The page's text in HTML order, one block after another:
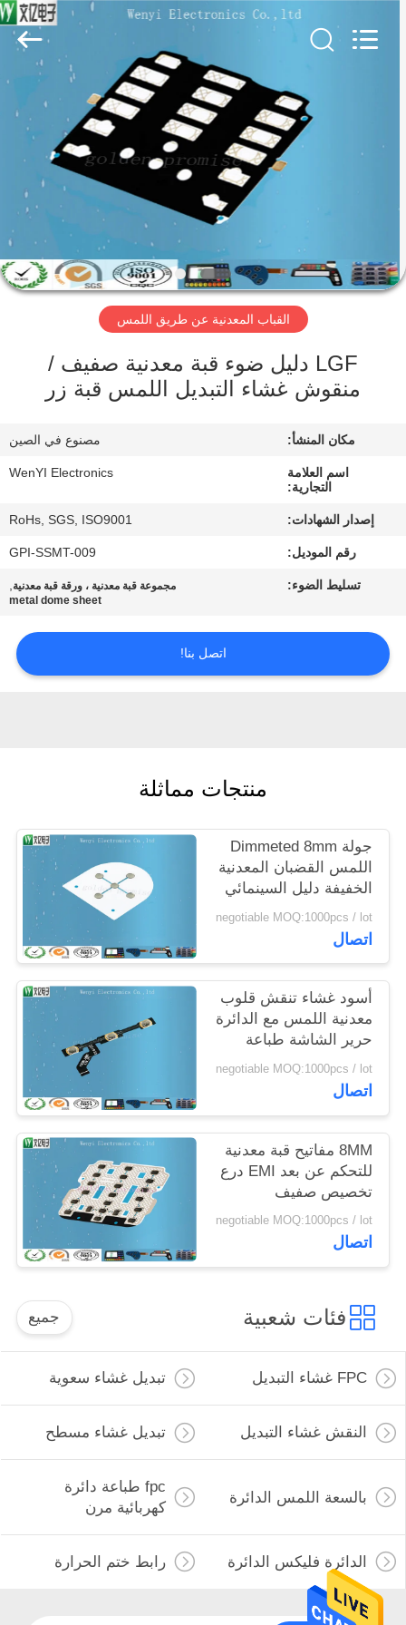
عنا
المعمل
مراقبة
الجودة
اطلب
اقتباس
POLICY
Technology
القباب المعدنية عن طريق اللمس
LGF دليل ضوء قبة معدنية صفيف /
منقوش غشاء التبديل اللمس قبة زر
مكان المنشأ: مصنوع في الصين
اسم العلامة
التجارية:
WenYI Electronics
إصدار الشهادات: RoHs, SGS, ISO9001
رقم الموديل: GPI-SSMT-009
تسليط الضوء: مجموعة قبة معدنية ، ورقة قبة معدنية,
metal dome sheet
اتصل بنا!
منتجات مماثلة
جولة Dimmeted 8mm
اللمس القضبان المعدنية
الخفيفة دليل السينمائي
مستقرة في قوة اتصال
negotiable MOQ:1000pcs / lot
اتصال
أسود غشاء تنقش قلوب
معدنية اللمس مع الدائرة
حرير الشاشة طباعة
negotiable MOQ:1000pcs / lot
اتصال
8MM مفاتيح قبة معدنية
للتحكم عن بعد EMI درع
تخصيص صفيف
negotiable MOQ:1000pcs / lot
اتصال
فئات شعبية جميع
FPC غشاء التبديل تبديل غشاء سعوية
النقش غشاء التبديل تبديل غشاء مسطح
بالسعة اللمس الدائرة
fpc طباعة دائرة
كهربائية مرن
الدائرة فليكس الدائرة رابط ختم الحرارة